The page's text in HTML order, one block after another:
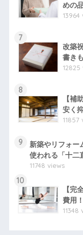
めの
13964
7
改築
書き
8
【補
安く
11857
9
新築やリフォー
使われる「十二
11748 views
10
【完
費用
11348